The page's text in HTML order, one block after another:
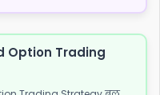
Option Trading